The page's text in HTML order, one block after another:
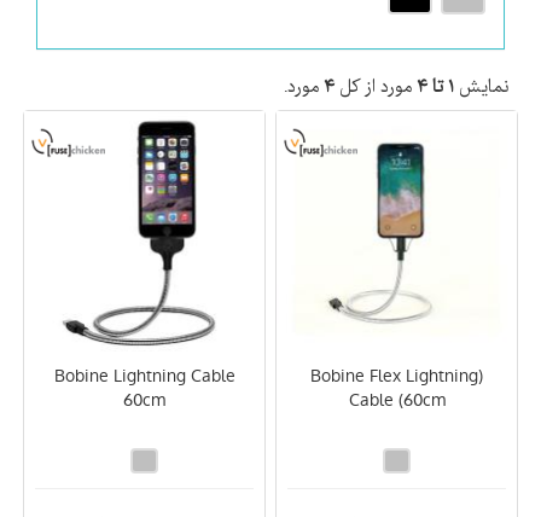
نمایش ۱ تا ۴ مورد از کل ۴ مورد.
(Bobine Flex Lightning
Cable (60cm
Bobine Lightning Cable
60cm